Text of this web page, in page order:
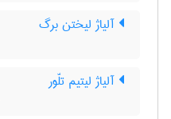
آلیاژ لیختن برگ
آلیاژ لیتیم تلّور